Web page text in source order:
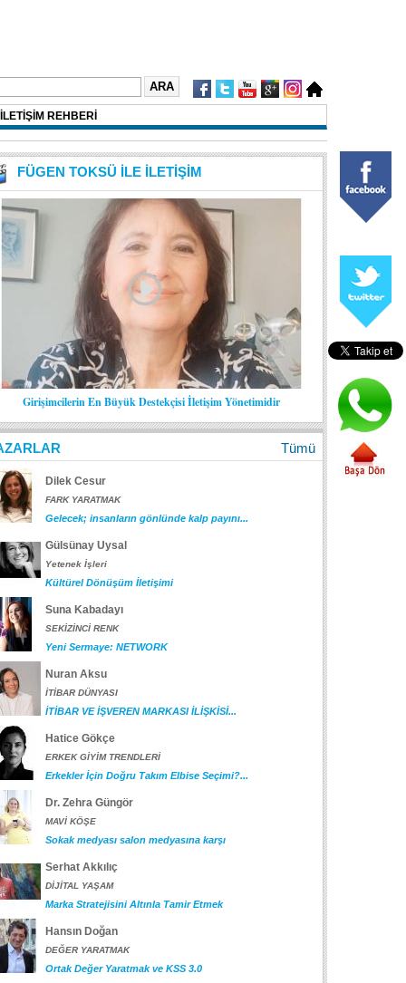
İLETİŞİM REHBERİ
FÜGEN TOKSÜ İLE İLETİŞİM
Girişimcilerin En Büyük Destekçisi İletişim Yönetimidir
Tümü
Dilek Cesur
FARK YARATMAK
Gelecek; insanların gönlünde kalp payını...
Gülsünay Uysal
Yetenek İşleri
Kültürel Dönüşüm İletişimi
Suna Kabadayı
SEKİZİNCİ RENK
Yeni Sermaye: NETWORK
Nuran Aksu
İTİBAR DÜNYASI
İTİBAR VE İŞVEREN MARKASI İLİŞKİSİ...
Hatice Gökçe
ERKEK GİYİM TRENDLERİ
Erkekler İçin Doğru Takım Elbise Seçimi?...
Dr. Zehra Güngör
MAVİ KÖŞE
Sokak medyası salon medyasına karşı
Serhat Akkılıç
DİJİTAL YAŞAM
Marka Stratejisini Altınla Tamir Etmek
Hansın Doğan
DEĞER YARATMAK
Ortak Değer Yaratmak ve KSS 3.0